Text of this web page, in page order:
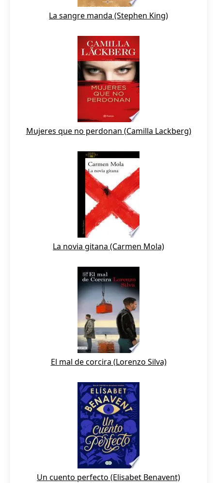
La sangre manda (Stephen King)
Mujeres que no perdonan (Camilla Lackberg)
La novia gitana (Carmen Mola)
El mal de corcira (Lorenzo Silva)
Un cuento perfecto (Elisabet Benavent)